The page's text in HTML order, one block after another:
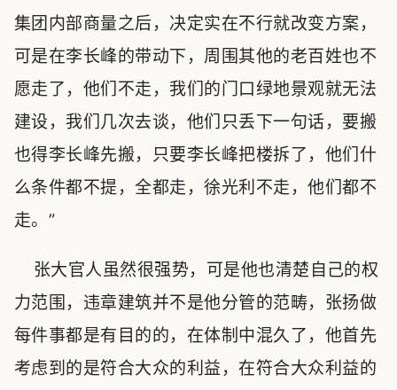
集团内部商量之后，决定实在不行就改变方案，
可是在李长峰的带动下，周围其他的老百姓也不
愿走了，他们不走，我们的门口绿地景观就无法
建设，我们几次去谈，他们只丢下一句话，要搬
也得李长峰先搬，只要李长峰把楼拆了，他们什
么条件都不提，全都走，徐光利不走，他们都不
走。”
张大官人虽然很强势，可是他也清楚自己的权
力范围，违章建筑并不是他分管的范畴，张扬做
每件事都是有目的的，在体制中混久了，他首先
考虑到的是符合大众的利益，在符合大众利益的